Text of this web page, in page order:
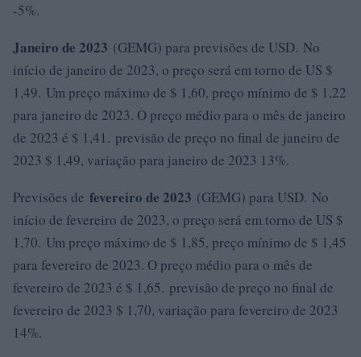
-5%.
Janeiro de 2023 (GEMG) para previsões de USD. No
início de janeiro de 2023, o preço será em torno de US $
1,49. Um preço máximo de $ 1,60, preço mínimo de $ 1,22
para janeiro de 2023. O preço médio para o mês de janeiro
de 2023 é $ 1,41. previsão de preço no final de janeiro de
2023 $ 1,49, variação para janeiro de 2023 13%.
Previsões de fevereiro de 2023 (GEMG) para USD. No
início de fevereiro de 2023, o preço será em torno de US $
1,70. Um preço máximo de $ 1,85, preço mínimo de $ 1,45
para fevereiro de 2023. O preço médio para o mês de
fevereiro de 2023 é $ 1,65. previsão de preço no final de
fevereiro de 2023 $ 1,70, variação para fevereiro de 2023
14%.